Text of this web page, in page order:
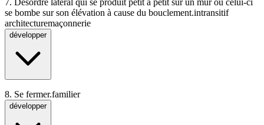
7.
Désordre latéral qui se produit petit à petit sur un mur ou celui-ci
se bombe sur son élévation à cause du bouclement.intransitif
architecturemaçonnerie
développer
8. Se fermer.familier
développer